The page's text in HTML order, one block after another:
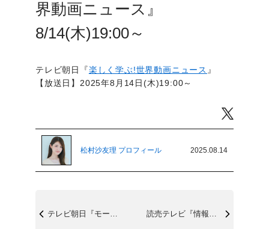
界動画ニュース』
8/14(木)19:00～
テレビ朝日『楽しく学ぶ!世界動画ニュース 』
【放送日】2025年8月14日(木)19:00～
松村沙友理 プロフィール 2025.08.14
テレビ朝日『モーニングショー』8/15(... 読売テレビ『情報ライブミヤネ屋』8/14...